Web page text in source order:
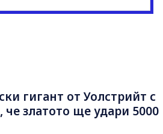
гигант от Уолстрийт с
че златото ще удари 5000